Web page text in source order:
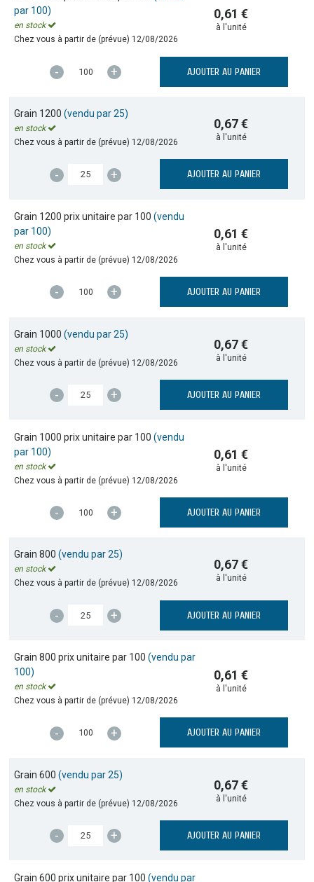
par 100)
en stock
Chez vous à partir de (prévue) 12/08/2026
0,61 €
à l'unité
- + AJOUTER AU PANIER
Grain 1200(vendu par 25)
en stock
Chez vous à partir de (prévue) 12/08/2026
0,67 €
à l'unité
- + AJOUTER AU PANIER
Grain 1200 prix unitaire par 100(vendu
par 100)
en stock
Chez vous à partir de (prévue) 12/08/2026
0,61 €
à l'unité
- + AJOUTER AU PANIER
Grain 1000(vendu par 25)
en stock
Chez vous à partir de (prévue) 12/08/2026
0,67 €
à l'unité
- + AJOUTER AU PANIER
Grain 1000 prix unitaire par 100(vendu
par 100)
en stock
Chez vous à partir de (prévue) 12/08/2026
0,61 €
à l'unité
- + AJOUTER AU PANIER
Grain 800(vendu par 25)
en stock
Chez vous à partir de (prévue) 12/08/2026
0,67 €
à l'unité
- + AJOUTER AU PANIER
Grain 800 prix unitaire par 100(vendu par
100)
en stock
Chez vous à partir de (prévue) 12/08/2026
0,61 €
à l'unité
- + AJOUTER AU PANIER
Grain 600(vendu par 25)
en stock
Chez vous à partir de (prévue) 12/08/2026
0,67 €
à l'unité
- + AJOUTER AU PANIER
Grain 600 prix unitaire par 100(vendu par